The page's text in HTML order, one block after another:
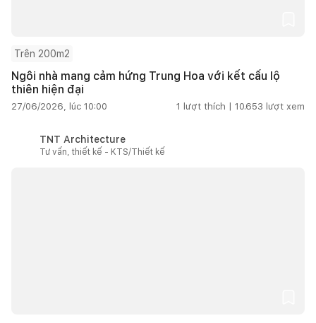
Trên 200m2
Ngôi nhà mang cảm hứng Trung Hoa với kết cấu lộ
thiên hiện đại
27/06/2026, lúc 10:00 1 lượt thích | 10.653 lượt xem
TNT Architecture
Tư vấn, thiết kế - KTS/Thiết kế